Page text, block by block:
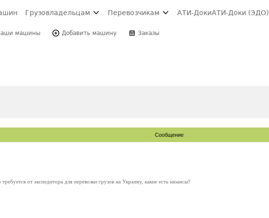
Грузовладельцам Перевозчикам АТИ-ДокиАТИ-Доки (ЭДО)
машины Добавить машину Заказы
Сообщение
от экспедитора для перевозки грузов на Украину, какие есть нюансы?